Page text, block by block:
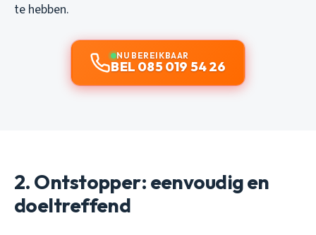
te hebben.
NU BEREIKBAAR
BEL 085 019 54 26
2. Ontstopper: eenvoudig en
doeltreffend